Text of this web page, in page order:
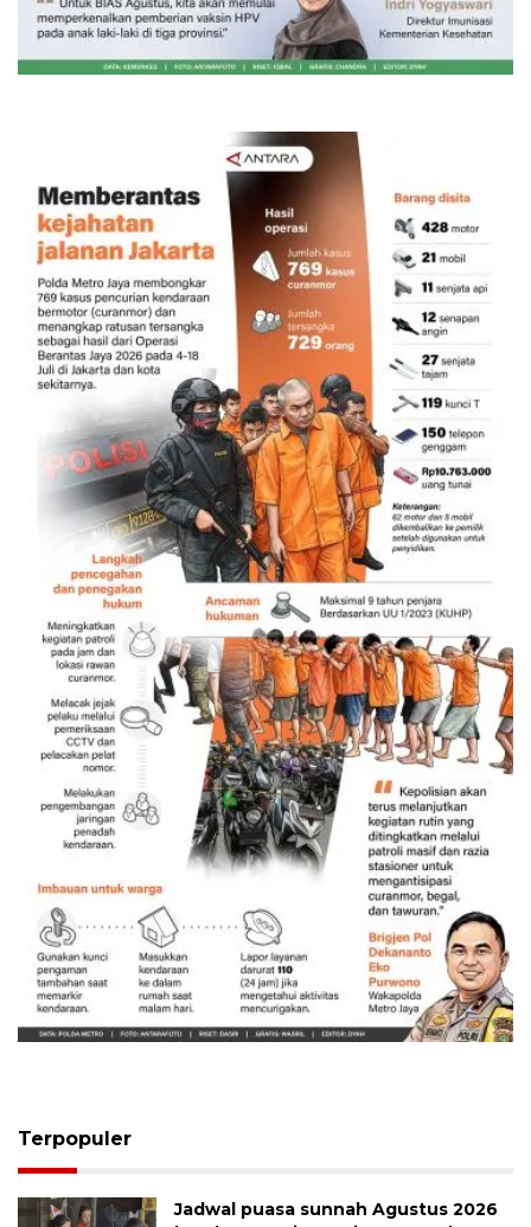
Vaksin HPV untuk siswa laki-laki
6 Agustus 2026
Memberantas kejahatan jalanan
Jakarta
5 Agustus 2026
Terpopuler
Jadwal puasa sunnah Agustus 2026